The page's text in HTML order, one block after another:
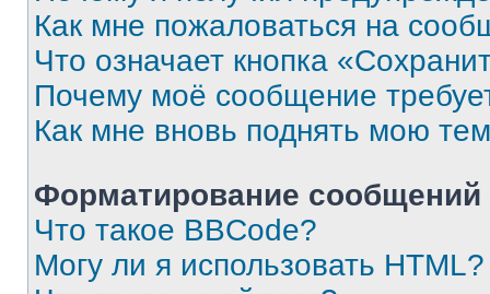
Как мне пожаловаться на
Что означает кнопка
Почему моё сообщение
Как мне вновь поднять мою
Форматирование
Что такое BBCode?
Могу ли я использовать HTML?